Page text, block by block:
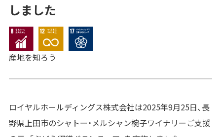
しました
産地を知ろう
ロイヤルホールディングス株式会社は2025年9月25日、長
野県上田市のシャトー・メルシャン椀子ワイナリーご支援